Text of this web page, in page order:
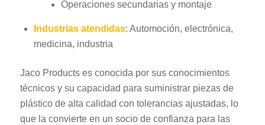
Operaciones secundarias y montaje
Industrias atendidas: Automoción, electrónica,
medicina, industria
Jaco Products es conocida por sus conocimientos
técnicos y su capacidad para suministrar piezas de
plástico de alta calidad con tolerancias ajustadas, lo
que la convierte en un socio de confianza para las